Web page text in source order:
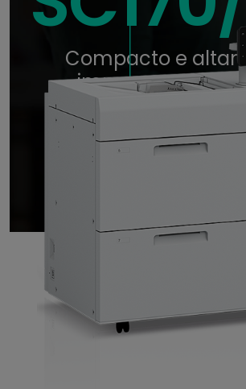
Compacto e
impressora